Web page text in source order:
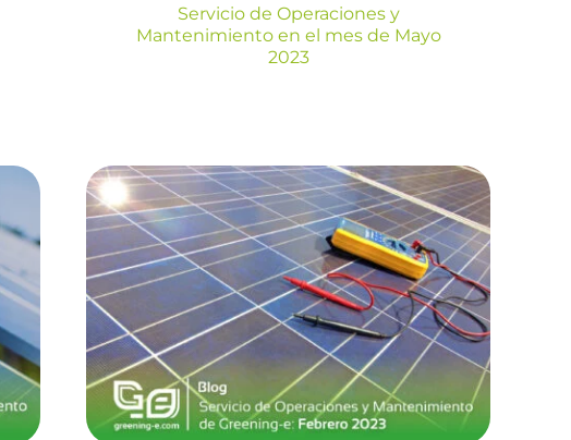
Servicio de Operaciones y
Mantenimiento en el mes de Mayo
2023
Servicio de
Operaciones y
Mantenimiento en el
mes de Febrero
Blog